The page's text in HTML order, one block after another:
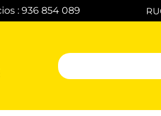
: 936 854 089